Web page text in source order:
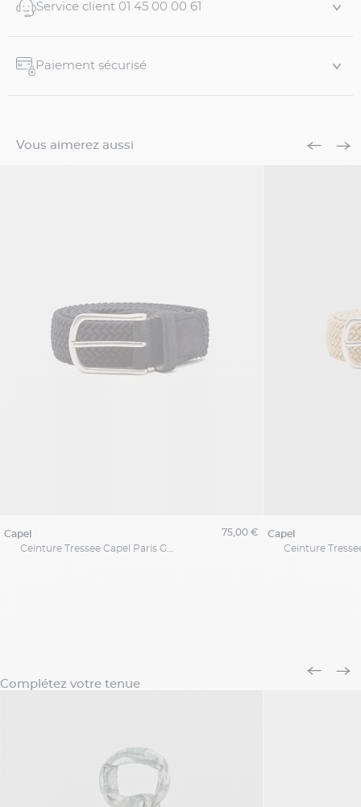
Service client 01 45 00 00 61
Paiement sécurisé
Vous aimerez aussi
capel
75,00 € capel
Complétez votre tenue